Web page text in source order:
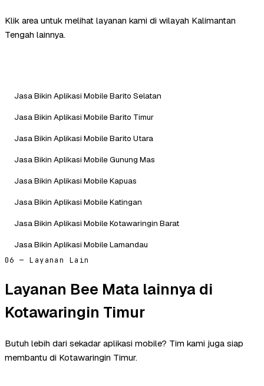
Klik area untuk melihat layanan kami di wilayah Kalimantan
Tengah lainnya.
Jasa Bikin Aplikasi Mobile Barito Selatan
Jasa Bikin Aplikasi Mobile Barito Timur
Jasa Bikin Aplikasi Mobile Barito Utara
Jasa Bikin Aplikasi Mobile Gunung Mas
Jasa Bikin Aplikasi Mobile Kapuas
Jasa Bikin Aplikasi Mobile Katingan
Jasa Bikin Aplikasi Mobile Kotawaringin Barat
Jasa Bikin Aplikasi Mobile Lamandau
06 — Layanan Lain
Layanan Bee Mata lainnya di
Kotawaringin Timur
Butuh lebih dari sekadar aplikasi mobile? Tim kami juga siap
membantu di Kotawaringin Timur.